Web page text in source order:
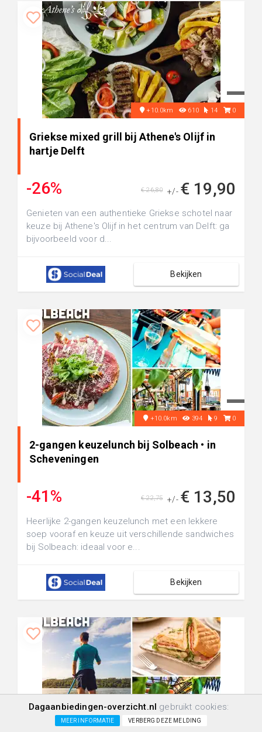
+10.0km 610 14 0
Griekse mixed grill bij Athene's Olijf in
hartje Delft
-26% +/- € 19,90
€ 26,80
Genieten van een authentieke Griekse schotel naar
keuze bij Athene's Olijf in het centrum van Delft: ga
bijvoorbeeld voor d...
Bekijken
+10.0km 394 9 0
2-gangen keuzelunch bij Solbeach • in
Scheveningen
-41% +/- € 13,50
€ 22,75
Heerlijke 2-gangen keuzelunch met een lekkere
soep vooraf en keuze uit verschillende sandwiches
bij Solbeach: ideaal voor e...
Bekijken
Dagaanbiedingen-overzicht.nl gebruikt cookies:
MEER INFORMATIE VERBERG DEZE MELDING